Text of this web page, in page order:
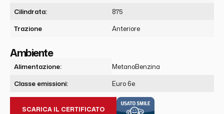
Cilindrata:
875
Trazione
Anteriore
Ambiente
Alimentazione: MetanoBenzina
Classe emissioni:
Euro 6e
SCARICA IL CERTIFICATO